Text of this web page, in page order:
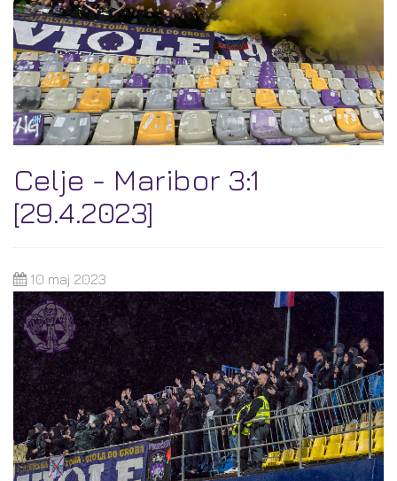
Celje - Maribor 3:1
[29.4.2023]
10 maj 2023